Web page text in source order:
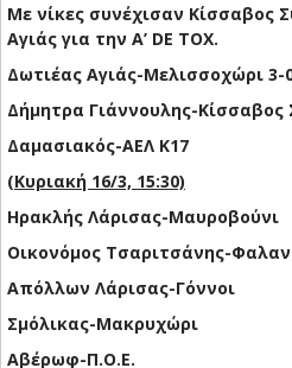
Με νίκες συνέχισαν Κίσσαβος
Αγιάς για την Α’ DE TOX.
Δωτιέας Αγιάς-Μελισσοχώρι 3-
Δήμητρα Γιάννουλης-Κίσσαβος
Δαμασιακός-ΑΕΛ Κ17
(Κυριακή 16/3, 15:30)
Ηρακλής Λάρισας-Μαυροβούνι
Οικονόμος Τσαριτσάνης-
Απόλλων Λάρισας-Γόννοι
Σμόλικας-Μακρυχώρι
Αβέρωφ-Π.Ο.Ε.